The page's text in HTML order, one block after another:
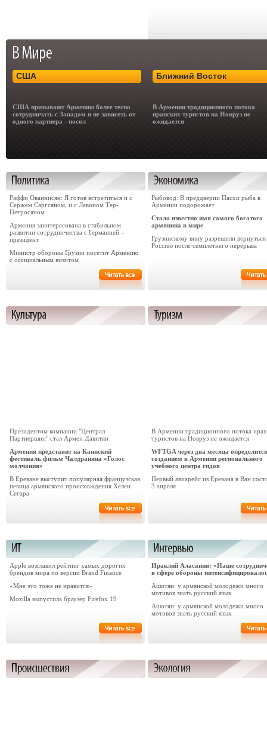
США
США призывают Армению более тесно
сотрудничать с Западом и не зависеть от
одного партнера - посол
Ближний Восток
В Армении традиционного потока
иранских туристов на Новруз не
ожидается
Раффи Ованнисян: Я готов встретиться и с
Сержем Саргсяном, и с Левоном Тер-
Петросяном
Армения заинтересована в стабильном
развитии сотрудничества с Германией –
президент
Министр обороны Грузии посетит Армению
с официальным визитом
Рыбовод: В преддверии Пасхи рыба в
Армении подорожает
Стало известно имя самого богатого
армянина в мире
Грузинскому вину разрешили вернуться
Россию после семилетнего перерыва
Президентом компании "Централ
Партнершип" стал Армен Давитян
Армения представит на Каннский
фестиваль фильм Чалдраняна «Голос
молчания»
В Ереване выступит популярная французская
певица армянского происхождения Хелен
Сегара
В Армении традиционного потока
туристов на Новруз не ожидается
WFTGA через два месяца
созданием в Армении регионального
учебного центра гидов
Первый авиарейс из Еревана в Ван
3 апреля
Apple возглавил рейтинг самых дорогих
брендов мира по версии Brand Finance
«Мне это тоже не нравится»
Mozilla выпустила браузер Firefox 19
Ираклий Аласания: «Наше
в сфере обороны
Ашотян: у армянской молодежи много
мотивов знать русский язык
Ашотян: у армянской молодежи много
мотивов знать русский язык